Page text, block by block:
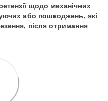
щодо механічних
або пошкоджень, які
після отримання